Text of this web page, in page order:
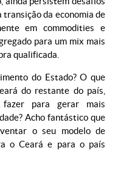
transição da economia de
em commodities e
para um mix mais
qualificada.
do Estado? O que
do restante do país,
para gerar mais
Acho fantástico que
o seu modelo de
o Ceará e para o país